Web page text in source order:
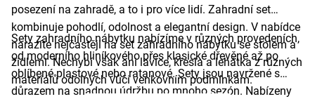
posezení na zahradě, a to i pro více lidí. Zahradní set
kombinuje pohodlí, odolnost a elegantní design. V nabídce
narazíte nejčastěji na set zahradního nábytku se stolem a
židlemi. Nechybí však ani lavice, křesla a lehátka z různých
materiálů odolných vůči venkovním podmínkám.
Sety zahradního nábytku nabízíme v různých provedeních,
od moderního hliníkového přes klasické dřevěné až po
oblíbené plastové nebo ratanové. Sety jsou navržené s
důrazem na snadnou údržbu po mnoho sezón. Nabízeny